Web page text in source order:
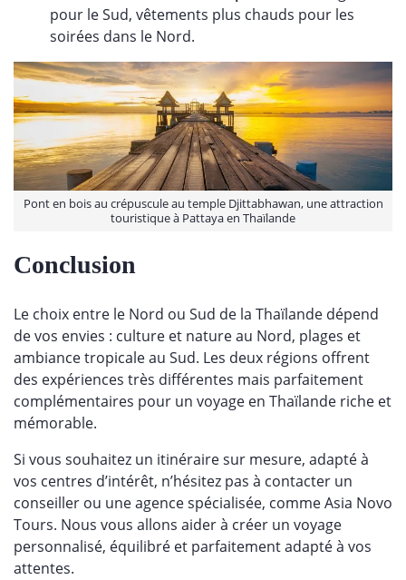
pour le Sud, vêtements plus chauds pour les
soirées dans le Nord.
Pont en bois au crépuscule au temple Djittabhawan, une attraction
touristique à Pattaya en Thaïlande
Conclusion
Le choix entre le Nord ou Sud de la Thaïlande dépend
de vos envies : culture et nature au Nord, plages et
ambiance tropicale au Sud. Les deux régions offrent
des expériences très différentes mais parfaitement
complémentaires pour un voyage en Thaïlande riche et
mémorable.
Si vous souhaitez un itinéraire sur mesure, adapté à
vos centres d’intérêt, n’hésitez pas à contacter un
conseiller ou une agence spécialisée, comme Asia Novo
Tours. Nous vous allons aider à créer un voyage
personnalisé, équilibré et parfaitement adapté à vos
attentes.